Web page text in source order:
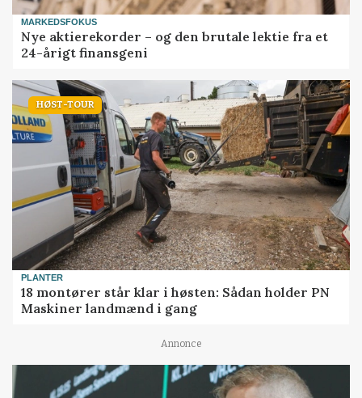
MARKEDSFOKUS
Nye aktierekorder – og den brutale lektie fra et
24-årigt finansgeni
HØST-TOUR
PLANTER
18 montører står klar i høsten: Sådan holder PN
Maskiner landmænd i gang
Annonce